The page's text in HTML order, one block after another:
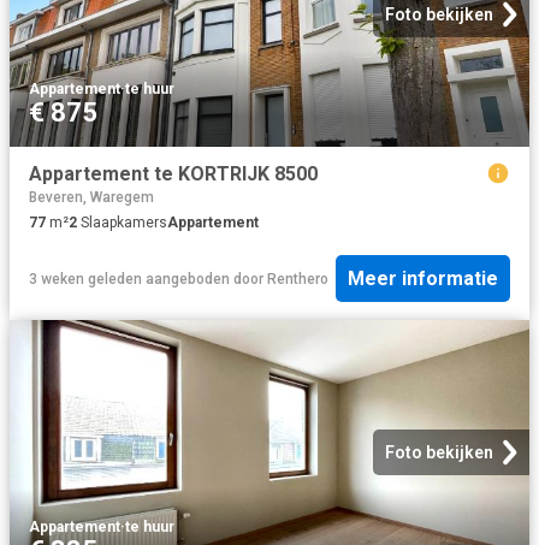
Foto bekijken
Appartement·te huur
€ 875
Appartement te KORTRIJK 8500
Beveren, Waregem
77 m²2 SlaapkamersAppartement
3 weken geleden aangeboden door Renthero Meer informatie
Foto bekijken
Appartement·te huur